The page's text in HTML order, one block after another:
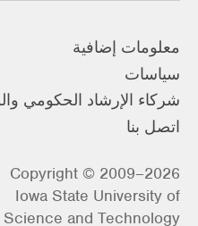
معلومات إضافية
سياسات
شركاء الإرشاد الحكومي
اتصل بنا
Copyright © 2009–2026
Iowa State University of
Science and Technology